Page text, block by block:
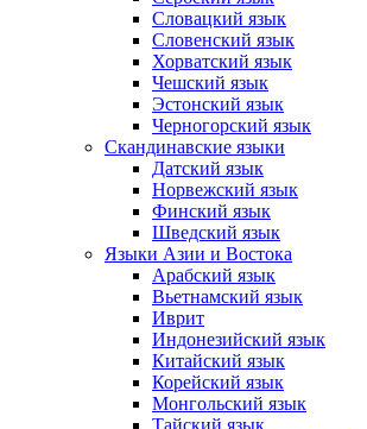
Словацкий язык
Словенский язык
Хорватский язык
Чешский язык
Эстонский язык
Черногорский язык
Скандинавские языки
Датский язык
Норвежский язык
Финский язык
Шведский язык
Языки Азии и Востока
Арабский язык
Вьетнамский язык
Иврит
Индонезийский язык
Китайский язык
Корейский язык
Монгольский язык
Тайский язык